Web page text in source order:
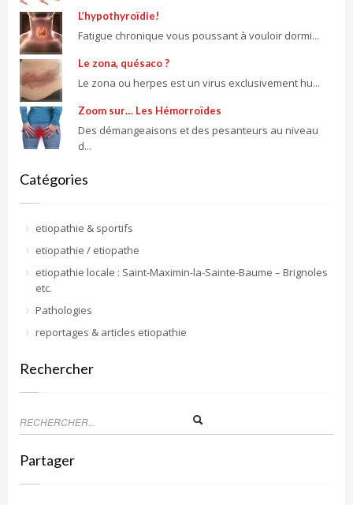
L’hypothyroïdie!
Fatigue chronique vous poussant à vouloir dormi...
Le zona, quésaco ?
Le zona ou herpes est un virus exclusivement hu...
Zoom sur… Les Hémorroïdes
Des démangeaisons et des pesanteurs au niveau
d...
Catégories
etiopathie & sportifs
etiopathie / etiopathe
etiopathie locale : Saint-Maximin-la-Sainte-Baume – Brignoles
etc.
Pathologies
reportages & articles etiopathie
Rechercher
Partager